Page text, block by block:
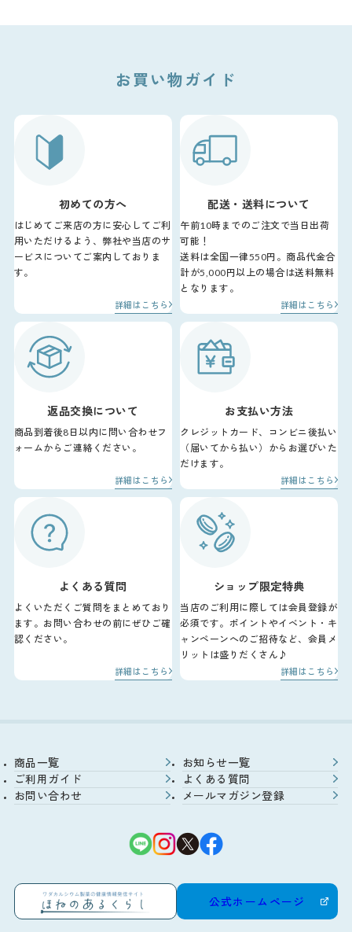
お買い物ガイド
初めての方へ
はじめてご来店の方に安心してご利
用いただけるよう、弊社や当店のサ
ービスについてご案内しておりま
す。
詳細はこちら
配送・送料について
午前10時までのご注文で当日出荷
可能！
送料は全国一律550円。商品代金合
計が5,000円以上の場合は送料無料
となります。
詳細はこちら
返品交換について
商品到着後8日以内に問い合わせフ
ォームからご連絡ください。
詳細はこちら
お支払い方法
クレジットカード、コンビニ後払い
（届いてから払い）からお選びいた
だけます。
詳細はこちら
よくある質問
よくいただくご質問をまとめており
ます。お問い合わせの前にぜひご確
認ください。
詳細はこちら
ショップ限定特典
当店のご利用に際しては会員登録が
必須です。ポイントやイベント・キ
ャンペーンへのご招待など、会員メ
リットは盛りだくさん♪
詳細はこちら
商品一覧
お知らせ一覧
ご利用ガイド
よくある質問
お問い合わせ
メールマガジン登録
公式ホームページ